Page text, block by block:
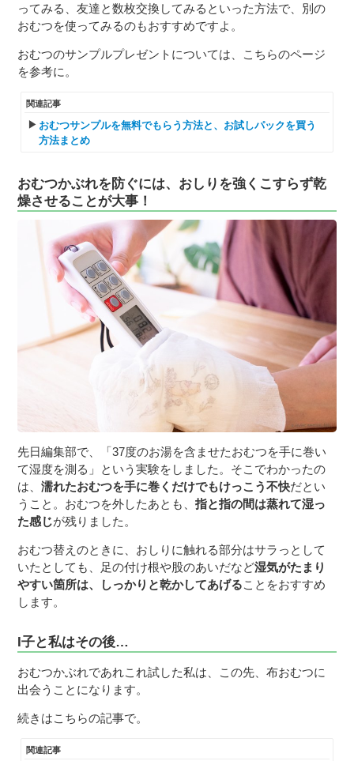
ってみる、友達と数枚交換してみるといった方法で、別の
おむつを使ってみるのもおすすめですよ。
おむつのサンプルプレゼントについては、こちらのページ
を参考に。
関連記事
おむつサンプルを無料でもらう方法と、お試しパックを買う
方法まとめ
おむつかぶれを防ぐには、おしりを強くこすらず乾
燥させることが大事！
先日編集部で、「37度のお湯を含ませたおむつを手に巻い
て湿度を測る」という実験をしました。そこでわかったの
は、濡れたおむつを手に巻くだけでもけっこう不快だとい
うこと。おむつを外したあとも、指と指の間は蒸れて湿っ
た感じが残りました。
おむつ替えのときに、おしりに触れる部分はサラっとして
いたとしても、足の付け根や股のあいだなど湿気がたまり
やすい箇所は、しっかりと乾かしてあげることをおすすめ
します。
I子と私はその後…
おむつかぶれであれこれ試した私は、この先、布おむつに
出会うことになります。
続きはこちらの記事で。
関連記事